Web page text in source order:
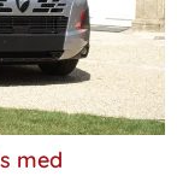
med